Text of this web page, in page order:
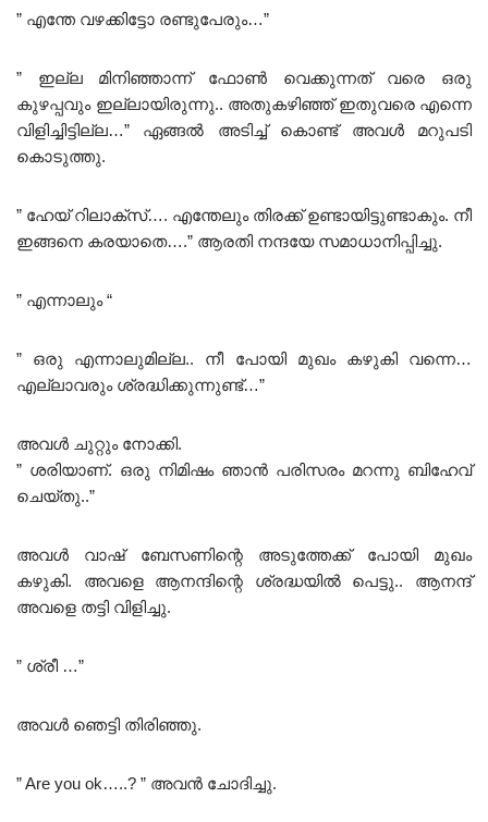
” എന്തേ വഴക്കിട്ടോ രണ്ടുപേരും…”
” ഇല്ല മിനിഞ്ഞാന്ന് ഫോൺ വെക്കുന്നത് വരെ ഒരു
കുഴപ്പവും ഇല്ലായിരുന്നു.. അതുകഴിഞ്ഞ് ഇതുവരെ എന്നെ
വിളിച്ചിട്ടില്ല…” ഏങ്ങൽ അടിച്ച് കൊണ്ട് അവൾ മറുപടി
കൊടുത്തു.
” ഹേയ് റിലാക്സ്…. എന്തേലും തിരക്ക് ഉണ്ടായിട്ടുണ്ടാകും. നീ
ഇങ്ങനെ കരയാതെ….” ആരതി നന്ദയേ സമാധാനിപ്പിച്ചു.
” എന്നാലും “
” ഒരു എന്നാലുമില്ല.. നീ പോയി മുഖം കഴുകി വന്നെ…
എല്ലാവരും ശ്രദ്ധിക്കുന്നുണ്ട്…”
അവൾ ചുറ്റും നോക്കി.
” ശരിയാണ്. ഒരു നിമിഷം ഞാൻ പരിസരം മറന്നു ബിഹേവ്
ചെയ്തു..”
അവൾ വാഷ് ബേസണിന്റെ അടുത്തേക്ക് പോയി മുഖം
കഴുകി. അവളെ ആനന്ദിന്റെ ശ്രദ്ധയിൽ പെട്ടു.. ആനന്ദ്
അവളെ തട്ടി വിളിച്ചു.
” ശ്രീ …”
അവൾ ഞെട്ടി തിരിഞ്ഞു.
” Are you ok…..? ” അവൻ ചോദിച്ചു.